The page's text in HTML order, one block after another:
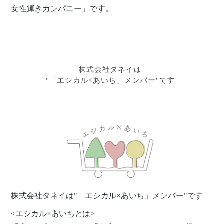
女性輝きカンパニー」です。
株式会社タネイは
"「エシカル×あいち」メンバー"です
株式会社タネイは"「エシカル×あいち」メンバー"です
<エシカル×あいちとは>